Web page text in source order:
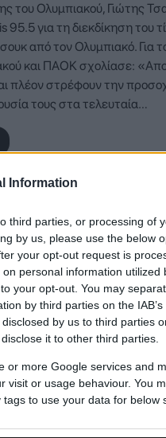
Information
third parties, or processing of
by us, please use the below
your opt-out request is
personal information utilized
your opt-out. You may
by third parties on the
by us to third parties
it to other third parties.
or more Google services and
visit or usage behaviour. You
to use your data for below
του Ολυμπιακού, Γιώτης
για τη διεκδίκηση του
από τον Ολυμπιακό. Για
και ΠΑΟΚ σχολίασε:
πλέον στρέφουν την
τους στα τελευταία…